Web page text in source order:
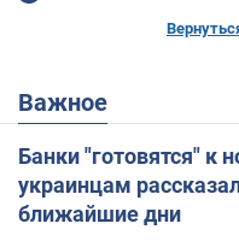
Важное
Банки "готовятся" к
украинцам
ближайшие дни